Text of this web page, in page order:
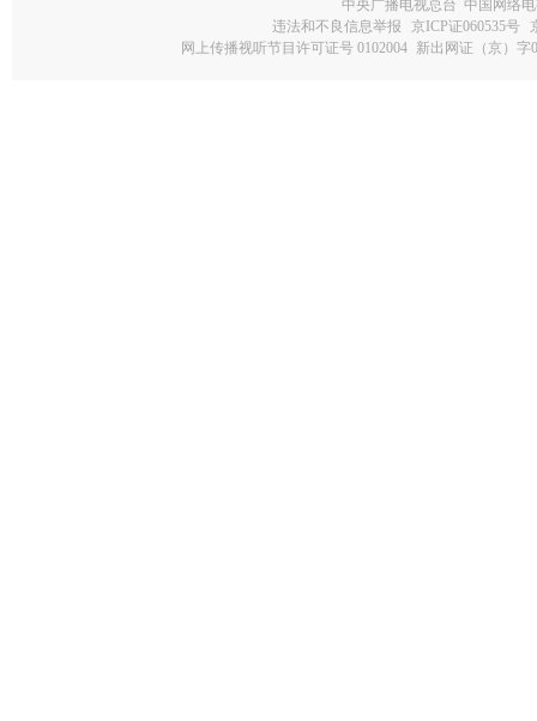
中央广播电视总台 中国网络
违法和不良信息举报
京ICP证060535号
网上传播视听节目许可证号 0102004 新出网证（京）